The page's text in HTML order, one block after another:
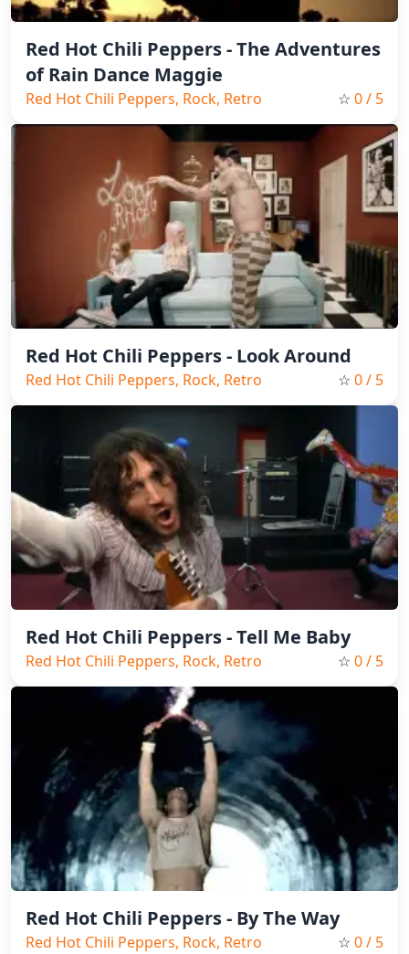
Red Hot Chili Peppers - The Adventures
of Rain Dance Maggie
Red Hot Chili Peppers, Rock, Retro ☆ 0/ 5
Red Hot Chili Peppers - Look Around
Red Hot Chili Peppers, Rock, Retro ☆ 0/ 5
Red Hot Chili Peppers - Tell Me Baby
Red Hot Chili Peppers, Rock, Retro ☆ 0/ 5
Red Hot Chili Peppers - By The Way
Red Hot Chili Peppers, Rock, Retro ☆ 0/ 5